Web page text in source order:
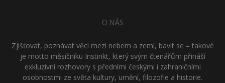
O NÁS
Zjišťovat, poznávat věci mezi nebem a zemí, bavit se – takové
je motto měsíčníku Instinkt, který svým čtenářům přináší
exkluzivní rozhovory s předními českými i zahraničními
osobnostmi ze světa kultury, umění, filozofie a historie.